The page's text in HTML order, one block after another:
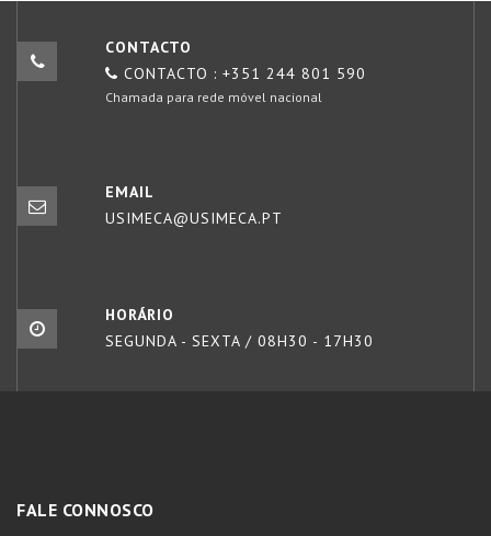
CONTACTO
CONTACTO : +351 244 801 590
Chamada para rede móvel nacional
EMAIL
USIMECA@USIMECA.PT
HORÁRIO
SEGUNDA - SEXTA / 08H30 - 17H30
FALE CONNOSCO